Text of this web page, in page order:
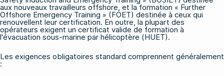
aux nouveaux travailleurs offshore, et la formation « Further
Offshore Emergency Training » (FOET) destinée à ceux qui
renouvellent leur certification. En outre, la plupart des
opérateurs exigent un certificat valide de formation à
l'évacuation sous-marine par hélicoptère (HUET).
Les exigences obligatoires standard comprennent généralement
: